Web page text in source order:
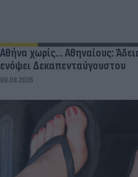
Αθήνα χωρίς… Αθηναίους:
ενόψει Δεκαπενταύγουστου
09.08.2026